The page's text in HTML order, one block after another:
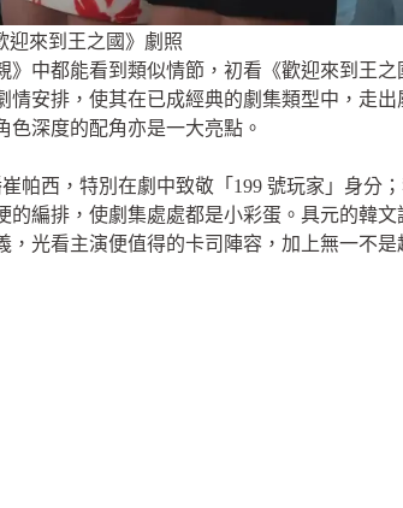
迎來到王之國》劇照
中都能看到類似情節，初看《歡迎來到王
安排，使其在已成經典的劇集類型中，走出
深度的配角亦是一大亮點。
帕西，特別在劇中致敬「199 號玩家」身分
編排，使劇集處處都是小彩蛋。具元的韓
光看主演便值得的卡司陣容，加上無一不是